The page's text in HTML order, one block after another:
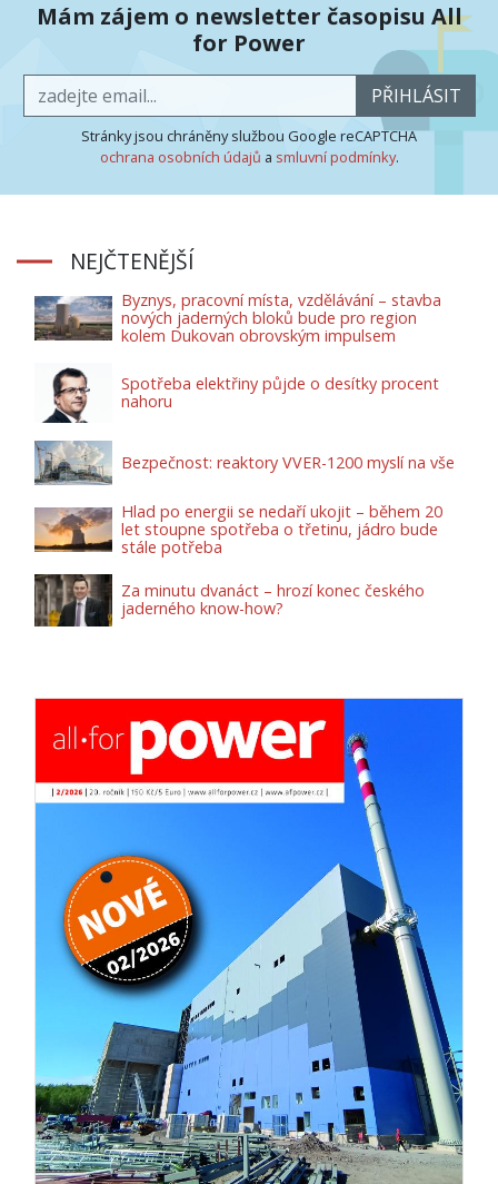
Mám zájem o newsletter časopisu All
for Power
PŘIHLÁSIT
Stránky jsou chráněny službou Google reCAPTCHA
ochrana osobních údajů a smluvní podmínky.
NEJČTENĚJŠÍ
Byznys, pracovní místa, vzdělávání – stavba
nových jaderných bloků bude pro region
kolem Dukovan obrovským impulsem
Spotřeba elektřiny půjde o desítky procent
nahoru
Bezpečnost: reaktory VVER-1200 myslí na vše
Hlad po energii se nedaří ukojit – během 20
let stoupne spotřeba o třetinu, jádro bude
stále potřeba
Za minutu dvanáct – hrozí konec českého
jaderného know-how?